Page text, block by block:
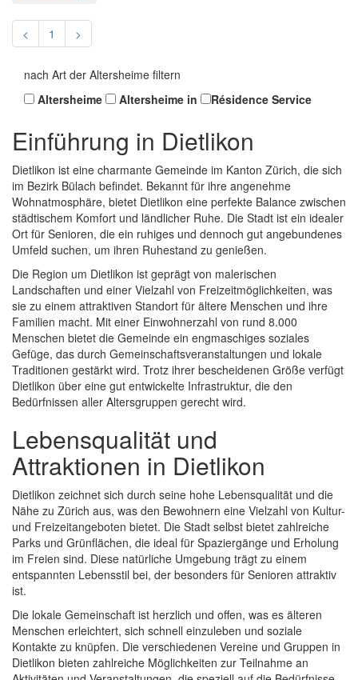
< 1 >
nach Art der Altersheime filtern
Altersheime
Altersheime in Résidence Service
Einführung in Dietlikon
Dietlikon ist eine charmante Gemeinde im Kanton Zürich, die sich
im Bezirk Bülach befindet. Bekannt für ihre angenehme
Wohnatmosphäre, bietet Dietlikon eine perfekte Balance zwischen
städtischem Komfort und ländlicher Ruhe. Die Stadt ist ein idealer
Ort für Senioren, die ein ruhiges und dennoch gut angebundenes
Umfeld suchen, um ihren Ruhestand zu genießen.
Die Region um Dietlikon ist geprägt von malerischen
Landschaften und einer Vielzahl von Freizeitmöglichkeiten, was
sie zu einem attraktiven Standort für ältere Menschen und ihre
Familien macht. Mit einer Einwohnerzahl von rund 8.000
Menschen bietet die Gemeinde ein engmaschiges soziales
Gefüge, das durch Gemeinschaftsveranstaltungen und lokale
Traditionen gestärkt wird. Trotz ihrer bescheidenen Größe verfügt
Dietlikon über eine gut entwickelte Infrastruktur, die den
Bedürfnissen aller Altersgruppen gerecht wird.
Lebensqualität und
Attraktionen in Dietlikon
Dietlikon zeichnet sich durch seine hohe Lebensqualität und die
Nähe zu Zürich aus, was den Bewohnern eine Vielzahl von Kultur-
und Freizeitangeboten bietet. Die Stadt selbst bietet zahlreiche
Parks und Grünflächen, die ideal für Spaziergänge und Erholung
im Freien sind. Diese natürliche Umgebung trägt zu einem
entspannten Lebensstil bei, der besonders für Senioren attraktiv
ist.
Die lokale Gemeinschaft ist herzlich und offen, was es älteren
Menschen erleichtert, sich schnell einzuleben und soziale
Kontakte zu knüpfen. Die verschiedenen Vereine und Gruppen in
Dietlikon bieten zahlreiche Möglichkeiten zur Teilnahme an